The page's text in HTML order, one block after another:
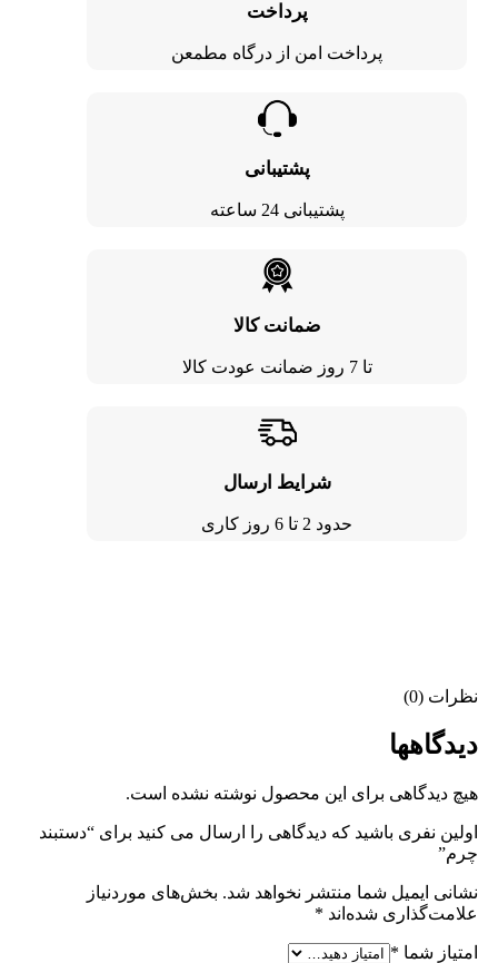
پرداخت
پرداخت امن از درگاه مطمعن
پشتیبانی
پشتیبانی 24 ساعته
ضمانت کالا
تا 7 روز ضمانت عودت کالا
شرایط ارسال
حدود 2 تا 6 روز کاری
نظرات (0)
دیدگاهها
هیچ دیدگاهی برای این محصول نوشته نشده است.
اولین نفری باشید که دیدگاهی را ارسال می کنید برای “دستبند
چرم”
نشانی ایمیل شما منتشر نخواهد شد. بخش‌های موردنیاز
علامت‌گذاری شده‌اند *
امتیاز شما *